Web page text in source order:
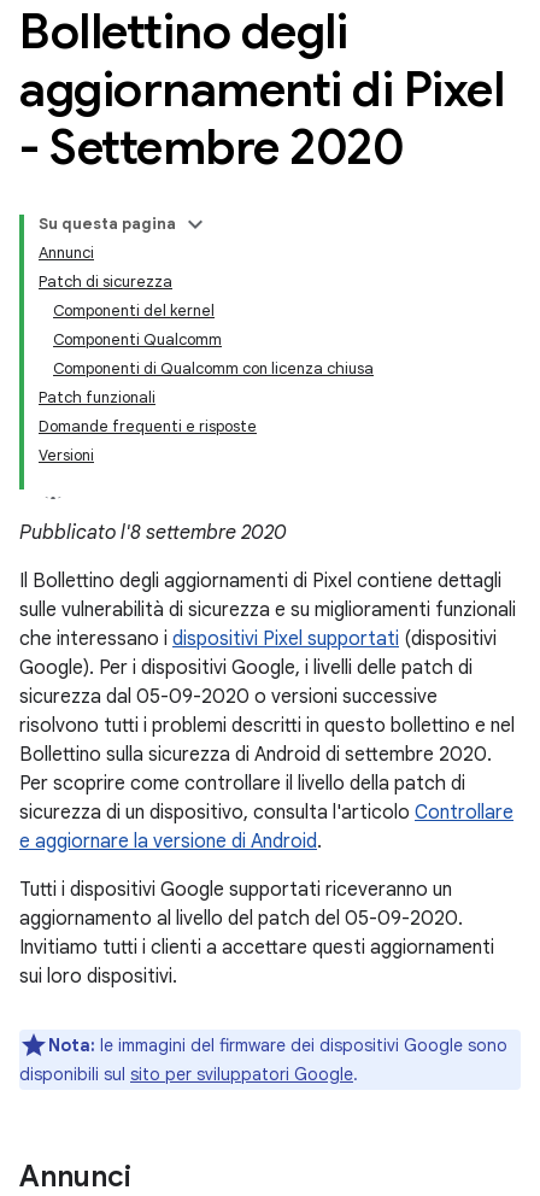
Bollettino degli
aggiornamenti di Pixel
- Settembre 2020
Su questa pagina
Annunci
Patch di sicurezza
Componenti del kernel
Componenti Qualcomm
Componenti di Qualcomm con licenza chiusa
Patch funzionali
Domande frequenti e risposte
Versioni
Pubblicato l'8 settembre 2020
Il Bollettino degli aggiornamenti di Pixel contiene dettagli
sulle vulnerabilità di sicurezza e su miglioramenti funzionali
che interessano i dispositivi Pixel supportati (dispositivi
Google). Per i dispositivi Google, i livelli delle patch di
sicurezza dal 05-09-2020 o versioni successive
risolvono tutti i problemi descritti in questo bollettino e nel
Bollettino sulla sicurezza di Android di settembre 2020.
Per scoprire come controllare il livello della patch di
sicurezza di un dispositivo, consulta l'articolo Controllare
e aggiornare la versione di Android.
Tutti i dispositivi Google supportati riceveranno un
aggiornamento al livello del patch del 05-09-2020.
Invitiamo tutti i clienti a accettare questi aggiornamenti
sui loro dispositivi.
Nota: le immagini del firmware dei dispositivi Google sono
disponibili sul sito per sviluppatori Google.
Annunci